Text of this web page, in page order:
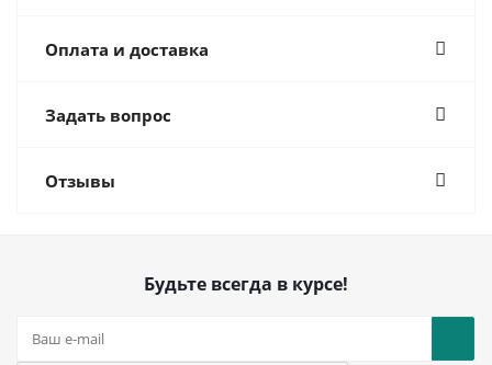
Оплата и доставка
Задать вопрос
Отзывы
Будьте всегда в курсе!